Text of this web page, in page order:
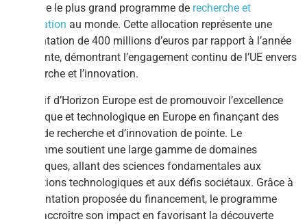
constitue le plus grand programme de recherche et
d’innovation au monde. Cette allocation représente une
augmentation de 400 millions d’euros par rapport à l’année
précédente, démontrant l’engagement continu de l’UE envers
la recherche et l’innovation.
L’objectif d’Horizon Europe est de promouvoir l’excellence
scientifique et technologique en Europe en finançant des
projets de recherche et d’innovation de pointe. Le
programme soutient une large gamme de domaines
scientifiques, allant des sciences fondamentales aux
applications technologiques et aux défis sociétaux. Grâce à
l’augmentation proposée du financement, le programme
pourra accroître son impact en favorisant la découverte